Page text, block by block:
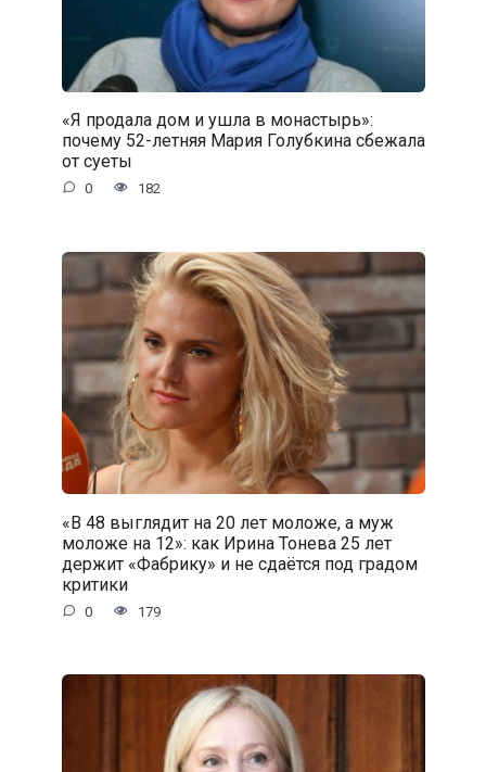
«Я продала дом и ушла в монастырь»:
почему 52-летняя Мария Голубкина сбежала
от суеты
0 182
«В 48 выглядит на 20 лет моложе, а муж
моложе на 12»: как Ирина Тонева 25 лет
держит «Фабрику» и не сдаётся под градом
критики
0 179